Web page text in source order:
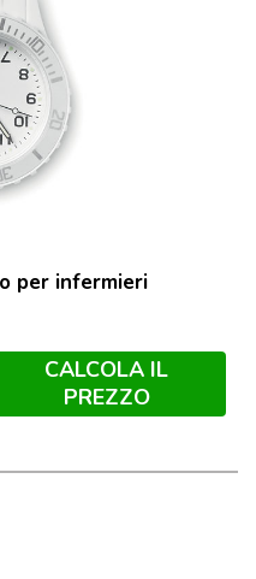
per infermieri
CALCOLA IL
PREZZO